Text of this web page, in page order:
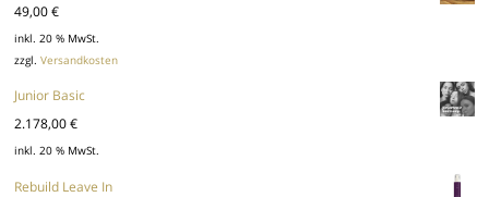
49,00€
inkl. 20 % MwSt.
zzgl.Versandkosten
Junior Basic
2.178,00€
inkl. 20 % MwSt.
Rebuild Leave In